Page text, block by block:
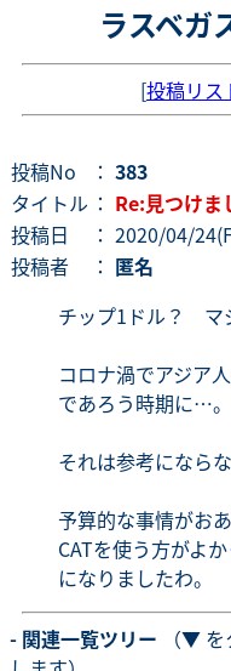
ラスベガ
[投稿リス
投稿No ： 383
タイトル ： Re:見つけま
投稿日
： 2020/04/
投稿者
： 匿名
チップ1ドル？ マ
コロナ渦でアジア
であろう時期に…。
それは参考になら
予算的な事情がお
CATを使う方がよ
になりましたわ。
- 関連一覧ツリー （▼